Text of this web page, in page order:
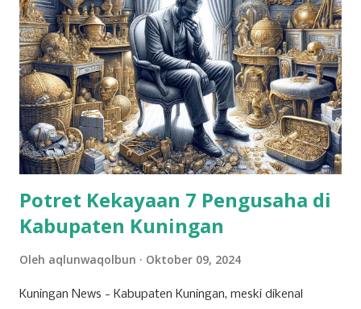
Potret Kekayaan 7 Pengusaha di
Kabupaten Kuningan
Oleh aqlunwaqolbun Oktober 09, 2024
Kuningan News - Kabupaten Kuningan, meski dikenal